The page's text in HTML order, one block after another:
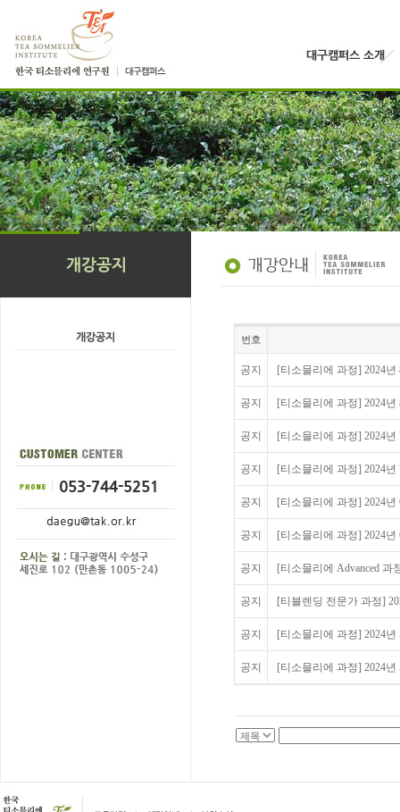
번호
공지 [티소믈리에 과정] 2024
공지 [티소믈리에 과정] 2024
공지 [티소믈리에 과정] 2024
공지 [티소믈리에 과정] 2024
공지 [티소믈리에 과정] 2024
공지 [티소믈리에 과정] 2024
공지 [티소믈리에 Advanced 과
공지 [티블렌딩 전문가 과정]
공지 [티소믈리에 과정] 2024
공지 [티소믈리에 과정] 2024